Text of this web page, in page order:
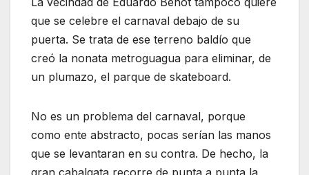
que se celebre el carnaval debajo de su
puerta. Se trata de ese terreno baldío que
creó la nonata metroguagua para eliminar, de
un plumazo, el parque de skateboard.
No es un problema del carnaval, porque
como ente abstracto, pocas serían las manos
que se levantaran en su contra. De hecho, la